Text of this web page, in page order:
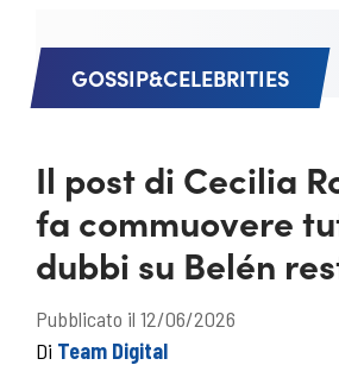
GOSSIP&CELEBRITIES
Il post di Cecilia
fa commuovere
dubbi su Belén
Pubblicato il 12/06/2026
Di Team Digital